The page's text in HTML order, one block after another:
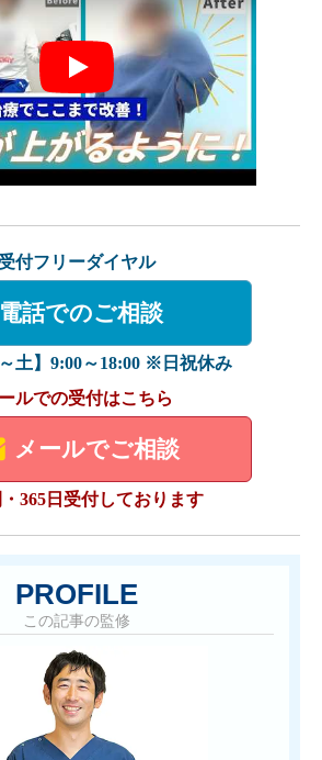
Play
受付フリーダイヤル
電話でのご相談
土】9:00～18:00 ※日祝休み
ルでの受付はこちら
メールでご相談
365日受付しております
PROFILE
この記事の監修